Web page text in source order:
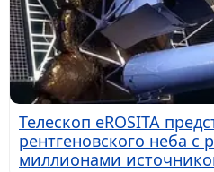
Телескоп eROSITA
рентгеновского неба с
миллионами